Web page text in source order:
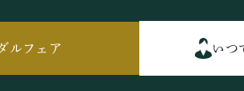
ルフェア いつ